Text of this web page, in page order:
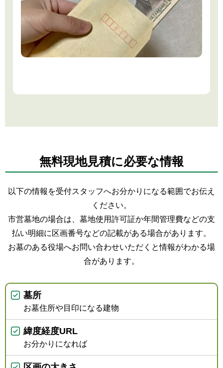
無料現地見積に必要な情報
以下の情報を受付スタッフへお分かりになる範囲でお伝え
ください。
市営墓地の場合は、墓地使用許可証か年間管理費などの支
払い明細に区画番号などの記載がある場合があります。
お墓のある役場へお問い合わせいただくと情報がわかる場
合があります。
墓所
お墓住所や目印になる建物
緯度経度URL
お分かりになれば